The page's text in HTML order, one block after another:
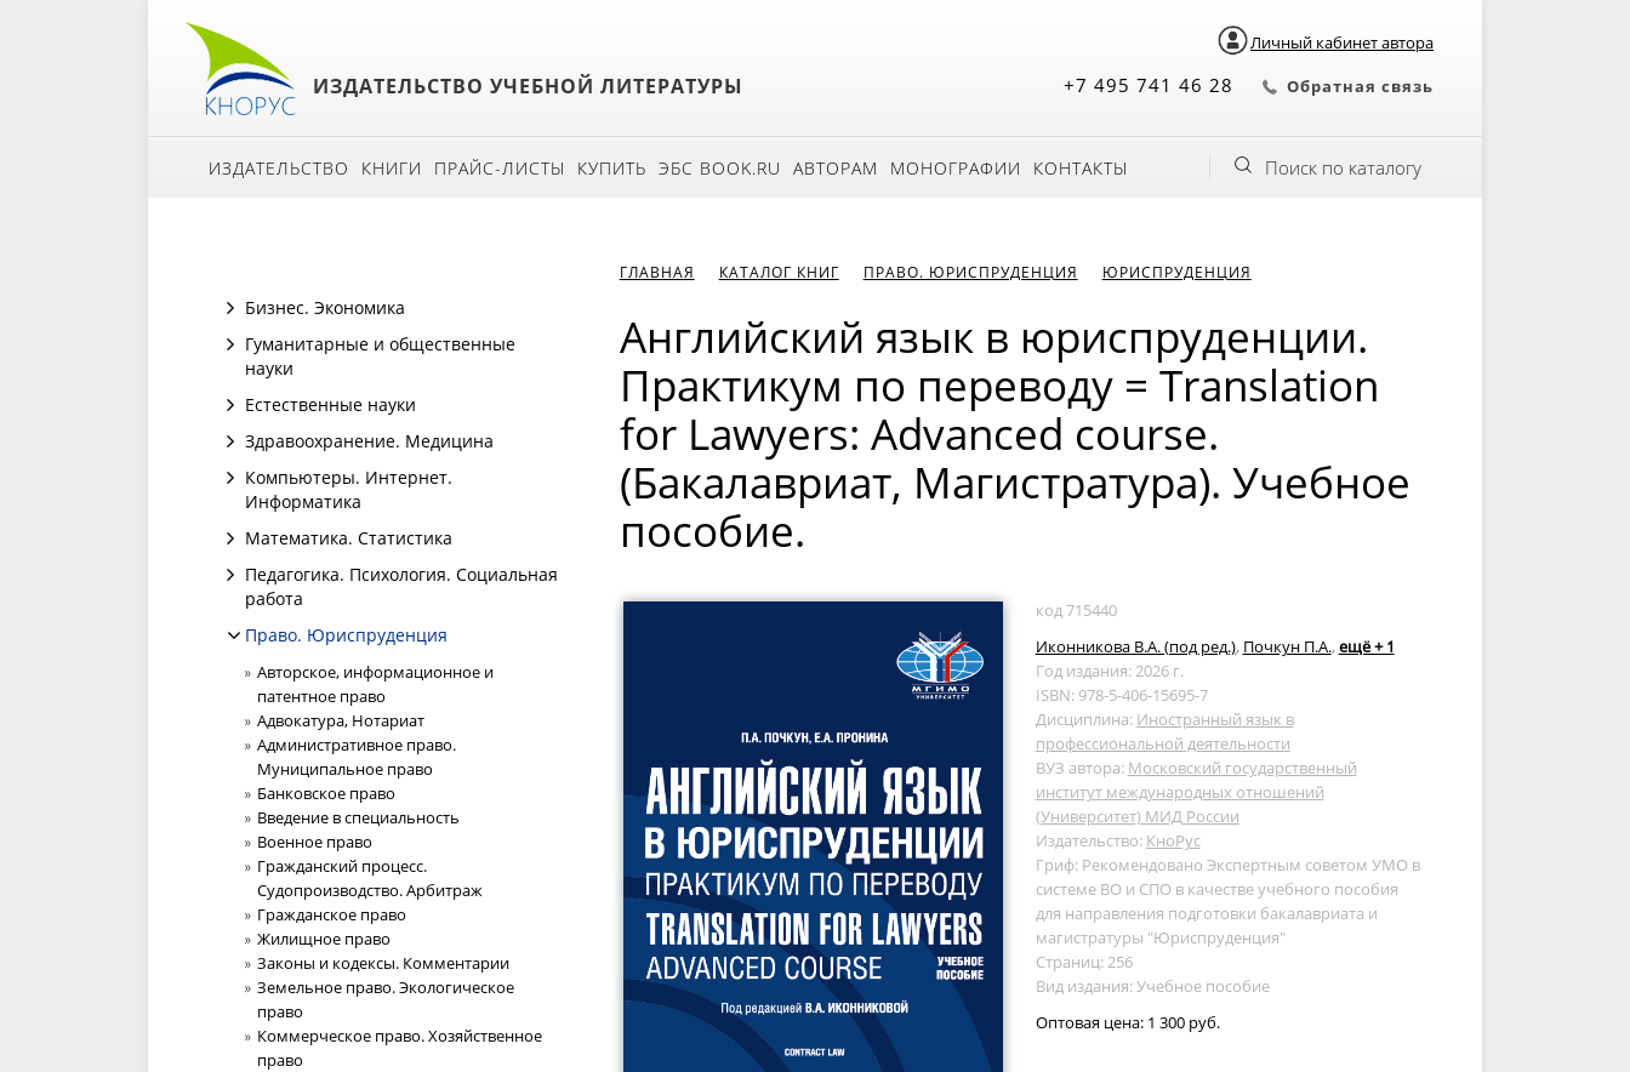
Личный кабинет автора
ИЗДАТЕЛЬСТВО УЧЕБНОЙ ЛИТЕРАТУРЫ +7 495 741 46 28 Обратная связь
ИЗДАТЕЛЬСТВО КНИГИ ПРАЙС-ЛИСТЫ КУПИТЬ ЭБС BOOK.RU АВТОРАМ МОНОГРАФИИ КОНТАКТЫ Поиск по каталогу
Бизнес. Экономика
Гуманитарные и общественные
науки
Естественные науки
Здравоохранение. Медицина
Компьютеры. Интернет.
Информатика
Математика. Статистика
Педагогика. Психология. Социальная
работа
Право. Юриспруденция
Авторское, информационное и
патентное право
Адвокатура, Нотариат
Административное право.
Муниципальное право
Банковское право
Введение в специальность
Военное право
Гражданский процесс.
Судопроизводство. Арбитраж
Гражданское право
Жилищное право
Законы и кодексы. Комментарии
Земельное право. Экологическое
право
Коммерческое право. Хозяйственное
право
ГЛАВНАЯ КАТАЛОГ КНИГ ПРАВО. ЮРИСПРУДЕНЦИЯ ЮРИСПРУДЕНЦИЯ
Английский язык в юриспруденции.
Практикум по переводу = Translation
for Lawyers: Advanced course.
(Бакалавриат, Магистратура). Учебное
пособие.
код 715440
Иконникова В.А. (под ред.), Почкун П.А., ещё + 1
Год издания: 2026 г.
ISBN: 978-5-406-15695-7
Дисциплина: Иностранный язык в
профессиональной деятельности
ВУЗ автора: Московский государственный
институт международных отношений
(Университет) МИД России
Издательство: КноРус
Гриф: Рекомендовано Экспертным советом УМО в
системе ВО и СПО в качестве учебного пособия
для направления подготовки бакалавриата и
магистратуры "Юриспруденция"
Страниц: 256
Вид издания: Учебное пособие
Оптовая цена: 1 300 руб.